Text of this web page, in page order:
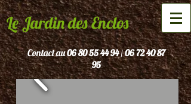
Le Jardin des Enclos
Contact au06 80 55 44 94/06 72 40 87
95